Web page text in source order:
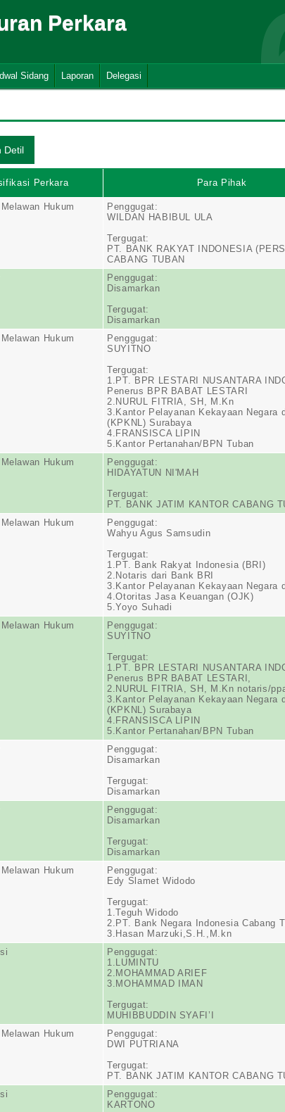
Perkara
Sidang Laporan Delegasi
Perkara Para Pihak
Hukum
Penggugat:
WILDAN HABIBUL ULA
Tergugat:
PT. BANK RAKYAT INDONESIA
CABANG TUBAN
Penggugat:
Disamarkan
Tergugat:
Disamarkan
Hukum
Penggugat:
SUYITNO
Tergugat:
1.PT. BPR LESTARI NUSANTARA
Penerus BPR BABAT LESTARI
2.NURUL FITRIA, SH, M.Kn
3.Kantor Pelayanan Kekayaan Negara
(KPKNL) Surabaya
4.FRANSISCA LIPIN
5.Kantor Pertanahan/BPN Tuban
Hukum
Penggugat:
HIDAYATUN NI'MAH
Tergugat:
PT. BANK JATIM KANTOR CABANG
Hukum
Penggugat:
Wahyu Agus Samsudin
Tergugat:
1.PT. Bank Rakyat Indonesia (BRI)
2.Notaris dari Bank BRI
3.Kantor Pelayanan Kekayaan Negara
4.Otoritas Jasa Keuangan (OJK)
5.Yoyo Suhadi
Hukum
Penggugat:
SUYITNO
Tergugat:
1.PT. BPR LESTARI NUSANTARA
Penerus BPR BABAT LESTARI,
2.NURUL FITRIA, SH, M.Kn notaris/
3.Kantor Pelayanan Kekayaan Negara
(KPKNL) Surabaya
4.FRANSISCA LIPIN
5.Kantor Pertanahan/BPN Tuban
Penggugat:
Disamarkan
Tergugat:
Disamarkan
Penggugat:
Disamarkan
Tergugat:
Disamarkan
Hukum
Penggugat:
Edy Slamet Widodo
Tergugat:
1.Teguh Widodo
2.PT. Bank Negara Indonesia Cabang
3.Hasan Marzuki,S.H.,M.kn
Penggugat:
1.LUMINTU
2.MOHAMMAD ARIEF
3.MOHAMMAD IMAN
Tergugat:
MUHIBBUDDIN SYAFI’I
Hukum
Penggugat:
DWI PUTRIANA
Tergugat:
PT. BANK JATIM KANTOR CABANG
Penggugat:
KARTONO